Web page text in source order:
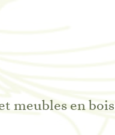
meubles en bois